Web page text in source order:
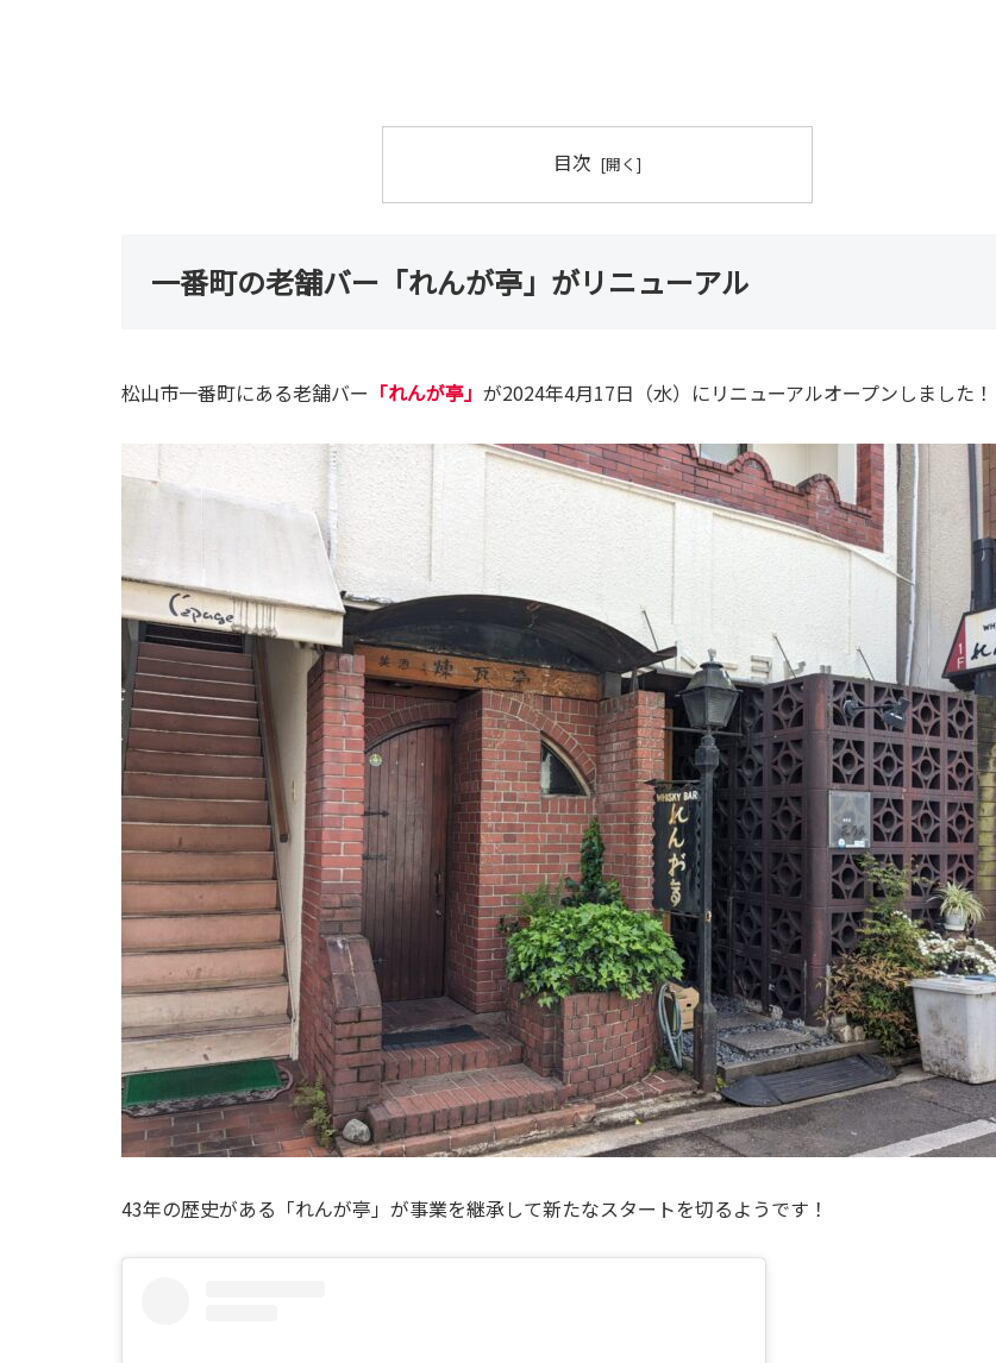
目次
一番町の老舗バー「れんが亭」がリニューアル
松山市一番町にある老舗バー 「れんが亭」 が2024年4月17日（水）にリニューアルオープンしました！
43年の歴史がある「れんが亭」が事業を継承して新たなスタートを切るようです！